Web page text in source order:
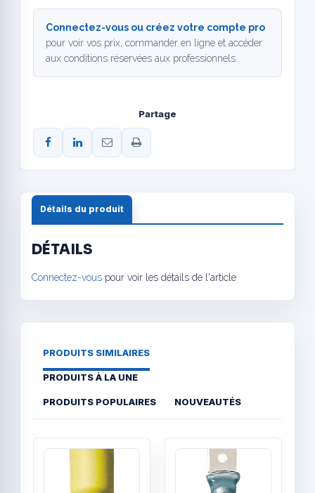
Connectez-vous ou créez votre compte pro
pour voir vos prix, commander en ligne et accéder
aux conditions réservées aux professionnels.
Partage
Détails du produit
DÉTAILS
Connectez-vous pour voir les détails de l'article
PRODUITS SIMILAIRES
PRODUITS À LA UNE
PRODUITS POPULAIRES NOUVEAUTÉS